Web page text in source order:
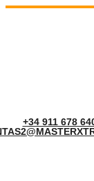
+34 911 678